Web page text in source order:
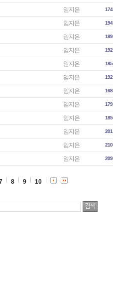
임지은 174
임지은 194
임지은 189
임지은 192
임지은 185
임지은 192
임지은 168
임지은 179
임지은 185
임지은 201
임지은 210
임지은 209
8 9 10